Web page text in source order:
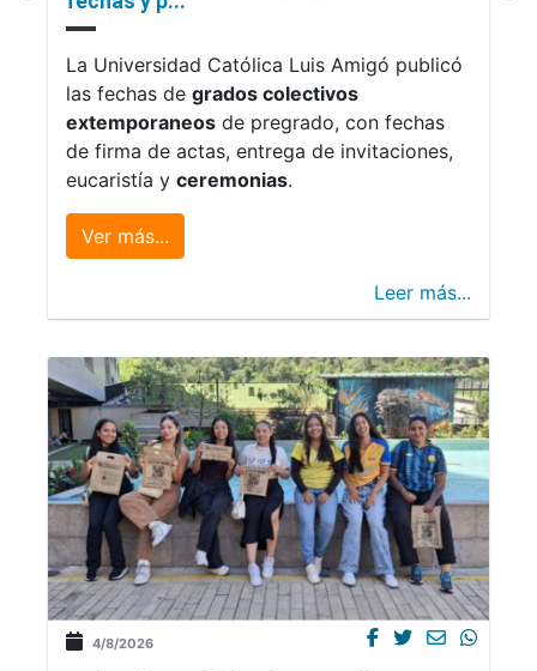
La Universidad Católica Luis Amigó publicó
las fechas de grados colectivos
extemporaneos de pregrado, con fechas
de firma de actas, entrega de invitaciones,
eucaristía y ceremonias.
Ver más...
Leer más...
4/8/2026